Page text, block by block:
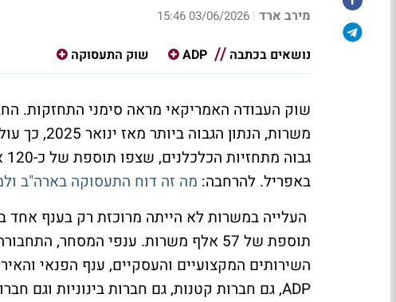
מירב ארד |
03/06/2026 15:46
נושאים בכתבה ADP שוק התעסוקה
באפריל. להרחבה: מה זה דוח התעסוקה בארה"ב
העלייה במשרות לא הייתה מרוכזת רק בענף אחד
השירותים המקצועיים והעסקיים, ענף הפנאי
ADP, גם חברות קטנות, גם חברות בינוניות וגם חברות גדולות הוסיפו עובדים במאי.